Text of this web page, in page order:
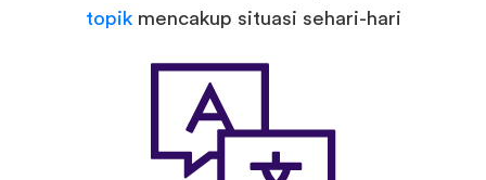
topikmencakup situasi sehari-hari